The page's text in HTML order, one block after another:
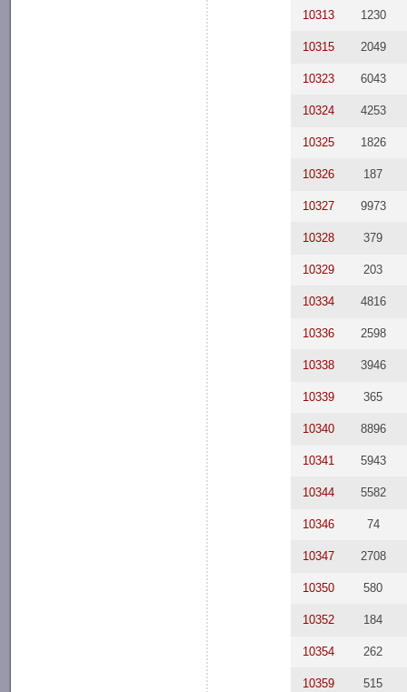
10313 1230
10315 2049
10323 6043
10324 4253
10325 1826
10326 187
10327 9973
10328 379
10329 203
10334 4816
10336 2598
10338 3946
10339 365
10340 8896
10341 5943
10344 5582
10346 74
10347 2708
10350 580
10352 184
10354 262
10359 515